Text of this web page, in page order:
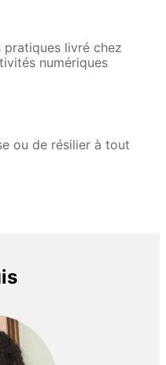
pratiques livré chez
numériques
ou de résilier à tout